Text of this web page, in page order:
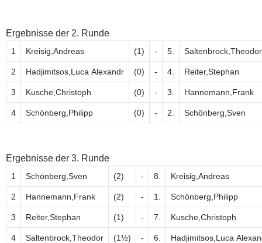
Ergebnisse der 2. Runde
1 Kreisig,Andreas (1) - 5. Saltenbrock,Theodor
2 Hadjimitsos,Luca Alexandr (0) - 4. Reiter,Stephan
3 Kusche,Christoph (0) - 3. Hannemann,Frank
4 Schönberg,Philipp (0) - 2. Schönberg,Sven
Ergebnisse der 3. Runde
1 Schönberg,Sven (2) - 8. Kreisig,Andreas
2 Hannemann,Frank (2) - 1. Schönberg,Philipp
3 Reiter,Stephan (1) - 7. Kusche,Christoph
4 Saltenbrock,Theodor (1½) - 6. Hadjimitsos,Luca